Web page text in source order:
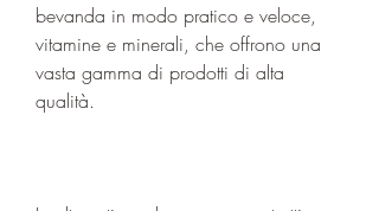
bevanda in modo pratico e veloce,
vitamine e minerali, che offrono una
vasta gamma di prodotti di alta
qualità.